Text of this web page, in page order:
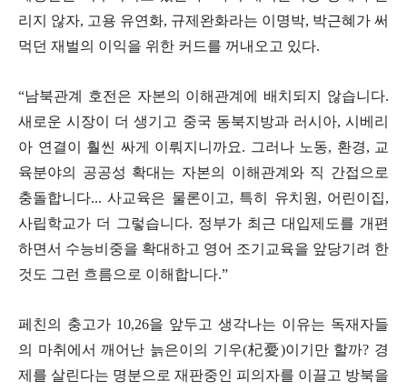
리지 않자, 고용 유연화, 규제완화라는 이명박, 박근혜가 써
먹던 재벌의 이익을 위한 커드를 꺼내오고 있다.
“남북관계 호전은 자본의 이해관계에 배치되지 않습니다.
새로운 시장이 더 생기고 중국 동북지방과 러시아,시베리
아 연결이 훨씬 싸게 이뤄지니까요. 그러나 노동, 환경, 교
육분야의 공공성 확대는 자본의 이해관계와 직 간접으로
충돌합니다...사교육은 물론이고, 특히 유치원 , 어린이집,
사립학교가 더 그렇습니다. 정부가 최근 대입제도를 개편
하면서 수능비중을 확대하고 영어 조기교육을 앞당기려 한
것도 그런 흐름으로 이해합니다.”
페친의 충고가 10,26을 앞두고 생각나는 이유는 독재자들
의 마취에서 깨어난 늙은이의 기우(杞憂)이기만 할까? 경
제를 살린다는 명분으로 재판중인 피의자를 이끌고 방북을